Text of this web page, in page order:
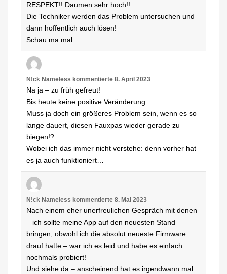
RESPEKT!! Daumen sehr hoch!!
Die Techniker werden das Problem untersuchen und
dann hoffentlich auch lösen!
Schau ma mal…
N!ck Nameless kommentierte 8. April 2023
Na ja – zu früh gefreut!
Bis heute keine positive Veränderung.
Muss ja doch ein größeres Problem sein, wenn es so
lange dauert, diesen Fauxpas wieder gerade zu
biegen!?
Wobei ich das immer nicht verstehe: denn vorher hat
es ja auch funktioniert…
N!ck Nameless kommentierte 8. Mai 2023
Nach einem eher unerfreulichen Gespräch mit denen
– ich sollte meine App auf den neuesten Stand
bringen, obwohl ich die absolut neueste Firmware
drauf hatte – war ich es leid und habe es einfach
nochmals probiert!
Und siehe da – anscheinend hat es irgendwann mal